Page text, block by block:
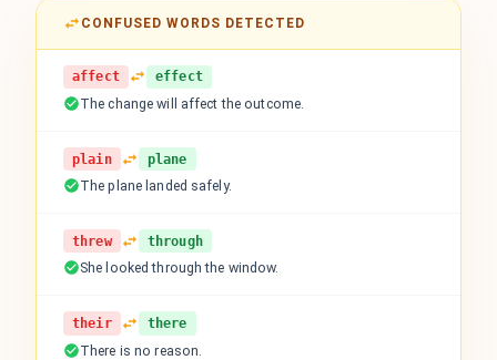
CONFUSED WORDS DETECTED
affect effect
The change will affect the outcome.
plain plane
The plane landed safely.
threw through
She looked through the window.
their there
There is no reason.